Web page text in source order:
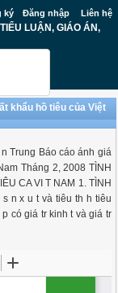
ký Đăng nhập Liên hệ
LUẬN, GIÁO ÁN,
khẩu hồ tiêu của Việt
Trung Báo cáo ánh giá
Tháng 2, 2008 TÌNH
CA VI T NAM 1. TÌNH
n x u t và tiêu th h tiêu
có giá tr kinh t và giá tr